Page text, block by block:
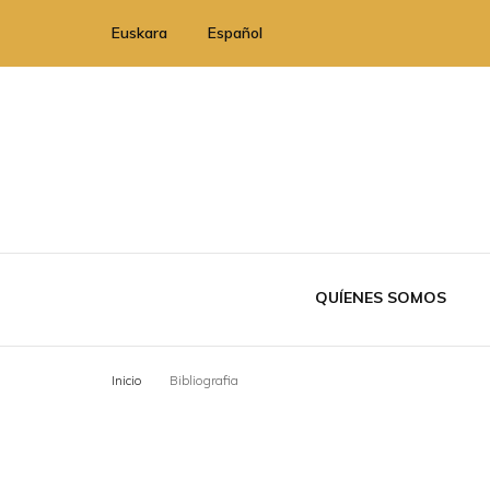
Euskara Español
QUÍENES SOMOS
Inicio Bibliografia